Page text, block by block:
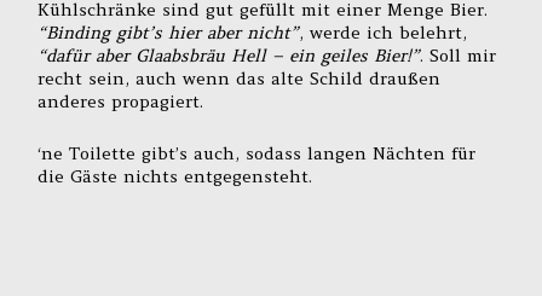
Kühlschränke sind gut gefüllt mit einer Menge Bier.
“Binding gibt’s hier aber nicht”, werde ich belehrt,
“dafür aber Glaabsbräu Hell – ein geiles Bier!”. Soll mir
recht sein, auch wenn das alte Schild draußen
anderes propagiert.
‘ne Toilette gibt’s auch, sodass langen Nächten für
die Gäste nichts entgegensteht.